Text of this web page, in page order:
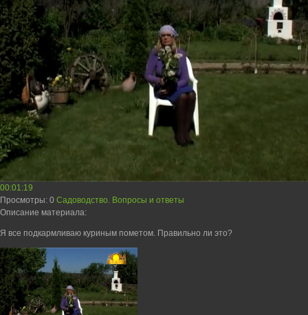
00:01:19
Просмотры: 0 Садоводство. Вопросы и ответы
Описание материала:
Я все подкармливаю куриным пометом. Правильно ли это?